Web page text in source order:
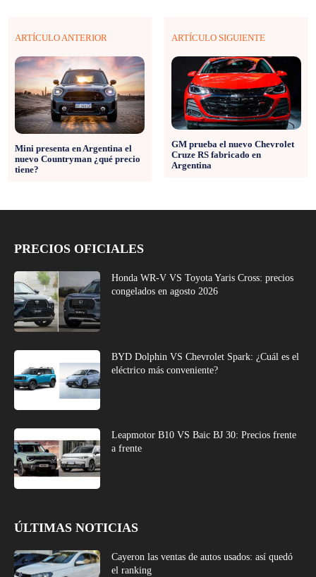
ARTÍCULO ANTERIOR
Mini presenta en Argentina el
nuevo Countryman ¿qué precio
tiene?
ARTÍCULO SIGUIENTE
GM prueba el nuevo Chevrolet
Cruze RS fabricado en
Argentina
PRECIOS OFICIALES
Honda WR-V VS Toyota Yaris Cross: precios
congelados en agosto 2026
BYD Dolphin VS Chevrolet Spark: ¿Cuál es el
eléctrico más conveniente?
Leapmotor B10 VS Baic BJ 30: Precios frente
a frente
ÚLTIMAS NOTICIAS
Cayeron las ventas de autos usados: así quedó
el ranking